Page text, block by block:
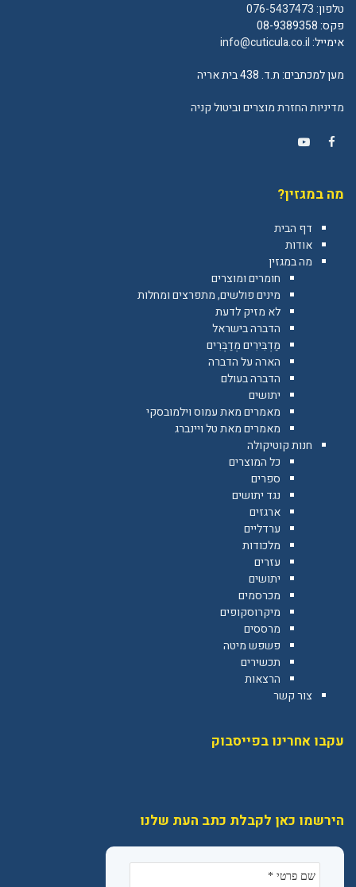
טלפון:076-5437473
פקס: 08-9389358
אימייל:info@cuticula.co.il
מען למכתבים: ת.ד. 438 בית אריה
מדיניות החזרת מוצרים וביטול קניה
מה במגזין?
דף הבית
אודות
מה במגזין
חומרים ומוצרים
מינים פולשים, מתפרצים ומחלות
לא מזיק לדעת
הדברה בישראל
מַדְבִּירִים מְדַבְּרִים
הארה על הדברה
הדברה בעולם
יתושים
מאמרים מאת עמוס וילמובסקי
מאמרים מאת טל ויינברג
חנות קוטיקולה
כל המוצרים
ספרים
נגד יתושים
ארגזים
ערדליים
מלכודות
עזרים
יתושים
מכרסמים
מיקרוסקופים
מרססים
פשפש מיטה
תכשירים
הרצאות
צור קשר
עקבו אחרינו בפייסבוק
הירשמו כאן לקבלת כתב העת שלנו